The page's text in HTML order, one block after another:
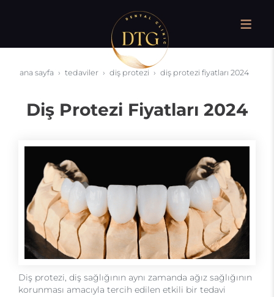
ana sayfa tedaviler diş protezi diş protezi fiyatları 2024
Diş Protezi Fiyatları 2024
Diş protezi, diş sağlığının aynı zamanda ağız sağlığının
korunması amacıyla tercih edilen etkili bir tedavi